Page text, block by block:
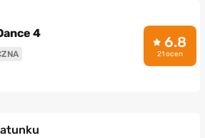
4 6.8
21 ocen